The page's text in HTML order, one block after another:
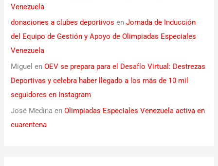
Venezuela
donaciones a clubes deportivos enJornada de Inducción
del Equipo de Gestión y Apoyo de Olimpiadas Especiales
Venezuela
Miguel enOEV se prepara para el Desafío Virtual: Destrezas
Deportivas y celebra haber llegado a los más de 10 mil
seguidores en Instagram
José Medina enOlimpiadas Especiales Venezuela activa en
cuarentena